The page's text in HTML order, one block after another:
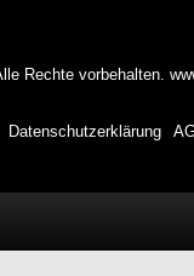
Rechte vorbehalten.
Datenschutzerklärung